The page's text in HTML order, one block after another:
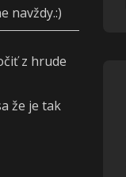
navždy.:)
z hrude
že je tak